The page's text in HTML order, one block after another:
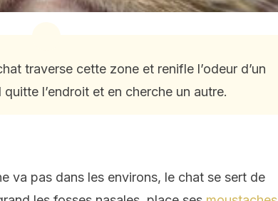
traverse cette zone et renifle l’odeur d’un
l’endroit et en cherche un autre.
va pas dans les environs, le chat se sert de